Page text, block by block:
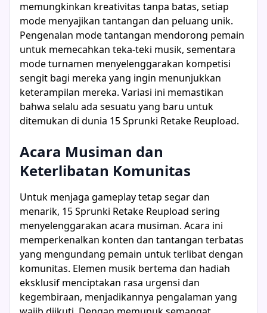
memungkinkan kreativitas tanpa batas, setiap
mode menyajikan tantangan dan peluang unik.
Pengenalan mode tantangan mendorong pemain
untuk memecahkan teka-teki musik, sementara
mode turnamen menyelenggarakan kompetisi
sengit bagi mereka yang ingin menunjukkan
keterampilan mereka. Variasi ini memastikan
bahwa selalu ada sesuatu yang baru untuk
ditemukan di dunia 15 Sprunki Retake Reupload.
Acara Musiman dan
Keterlibatan Komunitas
Untuk menjaga gameplay tetap segar dan
menarik, 15 Sprunki Retake Reupload sering
menyelenggarakan acara musiman. Acara ini
memperkenalkan konten dan tantangan terbatas
yang mengundang pemain untuk terlibat dengan
komunitas. Elemen musik bertema dan hadiah
eksklusif menciptakan rasa urgensi dan
kegembiraan, menjadikannya pengalaman yang